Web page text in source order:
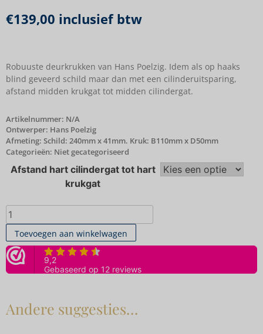
€139,00 inclusief btw
Robuuste deurkrukken van Hans Poelzig. Idem als op haaks
blind geveerd schild maar dan met een cilinderuitsparing,
afstand midden krukgat tot midden cilindergat.
Artikelnummer: N/A
Ontwerper: Hans Poelzig
Afmeting: Schild: 240mm x 41mm. Kruk: B110mm x D50mm
Categorieën: Niet gecategoriseerd
Afstand hart cilindergat tot hart
krukgat
Toevoegen aan winkelwagen
Andere suggesties…